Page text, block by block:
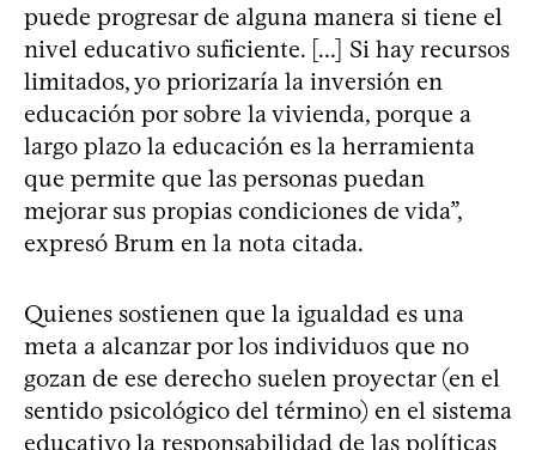
puede progresar de alguna manera si tiene el
nivel educativo suficiente. [...] Si hay recursos
limitados, yo priorizaría la inversión en
educación por sobre la vivienda, porque a
largo plazo la educación es la herramienta
que permite que las personas puedan
mejorar sus propias condiciones de vida”,
expresó Brum en la nota citada.
Quienes sostienen que la igualdad es una
meta a alcanzar por los individuos que no
gozan de ese derecho suelen proyectar (en el
sentido psicológico del término) en el sistema
educativo la responsabilidad de las políticas